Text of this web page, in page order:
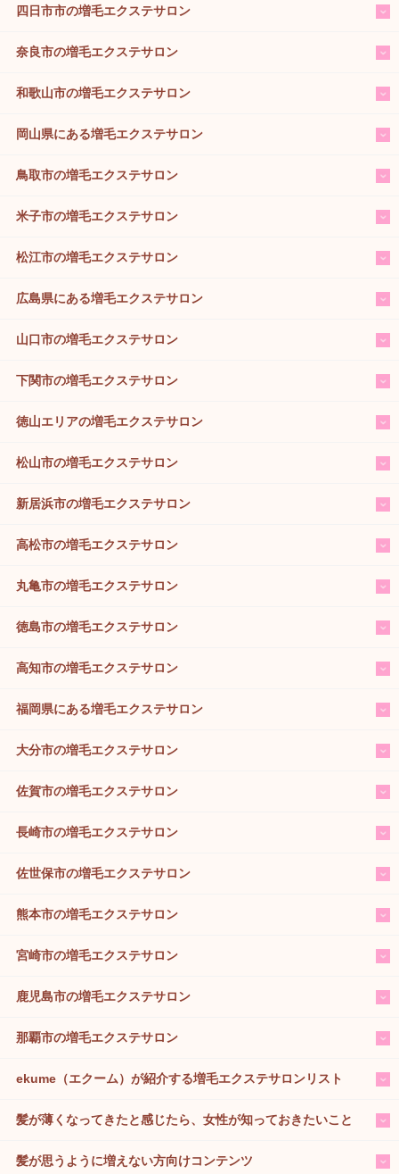
四日市市の増毛エクステサロン
奈良市の増毛エクステサロン
和歌山市の増毛エクステサロン
岡山県にある増毛エクステサロン
鳥取市の増毛エクステサロン
米子市の増毛エクステサロン
松江市の増毛エクステサロン
広島県にある増毛エクステサロン
山口市の増毛エクステサロン
下関市の増毛エクステサロン
徳山エリアの増毛エクステサロン
松山市の増毛エクステサロン
新居浜市の増毛エクステサロン
高松市の増毛エクステサロン
丸亀市の増毛エクステサロン
徳島市の増毛エクステサロン
高知市の増毛エクステサロン
福岡県にある増毛エクステサロン
大分市の増毛エクステサロン
佐賀市の増毛エクステサロン
長崎市の増毛エクステサロン
佐世保市の増毛エクステサロン
熊本市の増毛エクステサロン
宮崎市の増毛エクステサロン
鹿児島市の増毛エクステサロン
那覇市の増毛エクステサロン
ekume（エクーム）が紹介する増毛エクステサロンリスト
髪が薄くなってきたと感じたら、女性が知っておきたいこと
髪が思うように増えない方向けコンテンツ